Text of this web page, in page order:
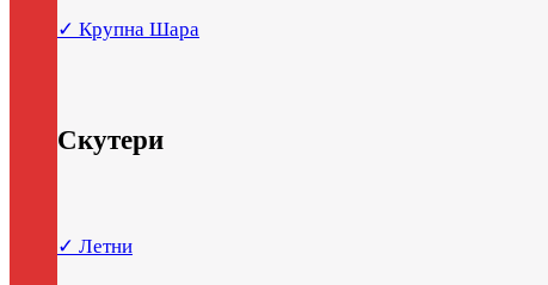
✓ Крупна Шара
Скутери
✓ Летни